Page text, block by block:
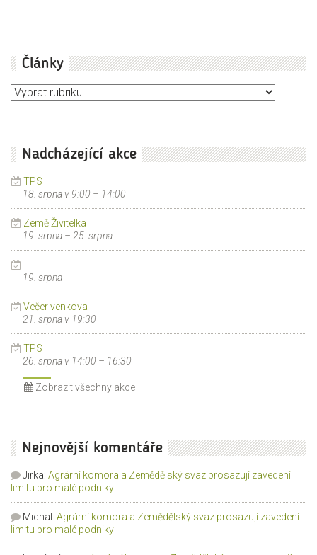
Články
Články
Nadcházející akce
TPS
18. srpna v 9:00 – 14:00
Země Živitelka
19. srpna – 25. srpna
19. srpna
Večer venkova
21. srpna v 19:30
TPS
26. srpna v 14:00 – 16:30
Zobrazit všechny akce
Nejnovější komentáře
Jirka: Agrární komora a Zemědělský svaz prosazují zavedení
limitu pro malé podniky
Michal : Agrární komora a Zemědělský svaz prosazují zavedení
limitu pro malé podniky